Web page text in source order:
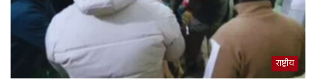
राष्ट्रीय